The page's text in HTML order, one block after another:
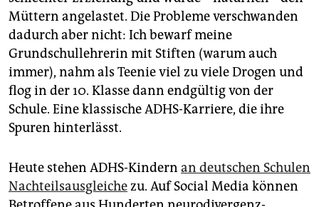
Müttern angelastet. Die Probleme verschwanden
dadurch aber nicht: Ich bewarf meine
Grundschullehrerin mit Stiften (warum auch
immer), nahm als Teenie viel zu viele Drogen und
flog in der 10. Klasse dann endgültig von der
Schule. Eine klassische ADHS-Karriere, die ihre
Spuren hinterlässt.
Heute stehen ADHS-Kindern an deutschen Schulen
Nachteilsausgleichezu. Auf Social Media können